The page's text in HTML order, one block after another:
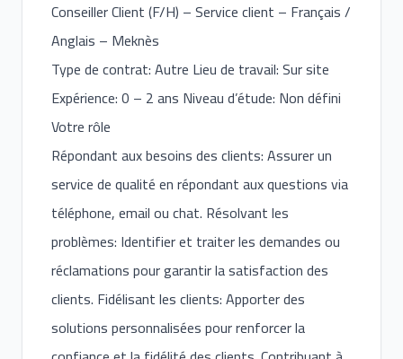
Conseiller Client (F/H) – Service client – Français /
Anglais – Meknès
Type de contrat: Autre Lieu de travail: Sur site
Expérience: 0 – 2 ans Niveau d’étude: Non défini
Votre rôle
Répondant aux besoins des clients: Assurer un
service de qualité en répondant aux questions via
téléphone, email ou chat. Résolvant les
problèmes: Identifier et traiter les demandes ou
réclamations pour garantir la satisfaction des
clients. Fidélisant les clients: Apporter des
solutions personnalisées pour renforcer la